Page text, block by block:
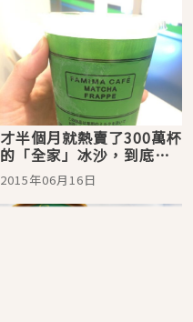
才半個月就熱賣了300萬杯
的「全家」冰沙，到底有
什麼魅力呢？
2015年06月16日